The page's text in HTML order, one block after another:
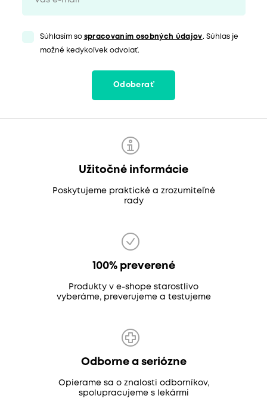
Súhlasím so spracovaním osobných údajov. Súhlas je
možné kedykoľvek odvolať.
Odoberať
Užitočné informácie
Poskytujeme praktické a zrozumiteľné
rady
100% preverené
Produkty v e-shope starostlivo
vyberáme, preverujeme a testujeme
Odborne a seriózne
Opierame sa o znalosti odborníkov,
spolupracujeme s lekármi